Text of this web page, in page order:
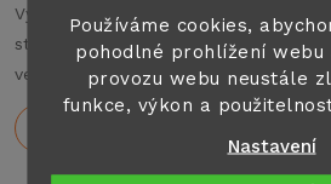
Používáme cookies,
pohodlné prohlížení webu
provozu webu neustále
funkce, výkon a
Nastavení
í
p
r
Holeček
Výborné jednání , příjemný personál ,
stoprocent doporučit všem co hledají
velkých aut nebo karavanu na